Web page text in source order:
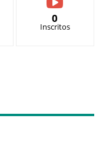
0
Inscritos